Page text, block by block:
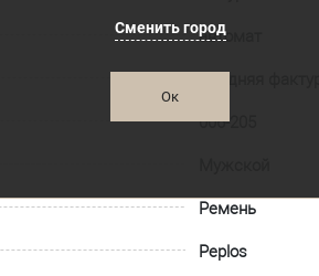
Сменить город
Ок
автомат
006-205
Ремень
Peplos